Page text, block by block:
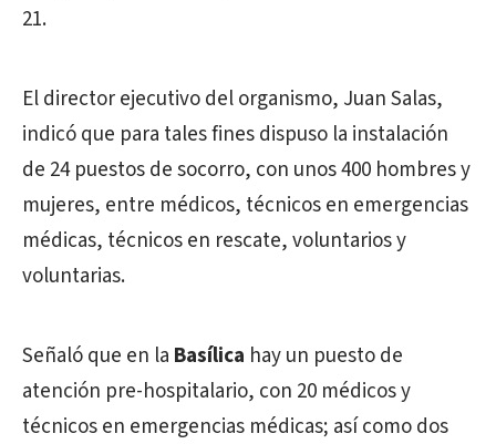
21.
El director ejecutivo del organismo, Juan Salas,
indicó que para tales fines dispuso la instalación
de 24 puestos de socorro, con unos 400 hombres y
mujeres, entre médicos, técnicos en emergencias
médicas, técnicos en rescate, voluntarios y
voluntarias.
Señaló que en la Basílica hay un puesto de
atención pre-hospitalario, con 20 médicos y
técnicos en emergencias médicas; así como dos